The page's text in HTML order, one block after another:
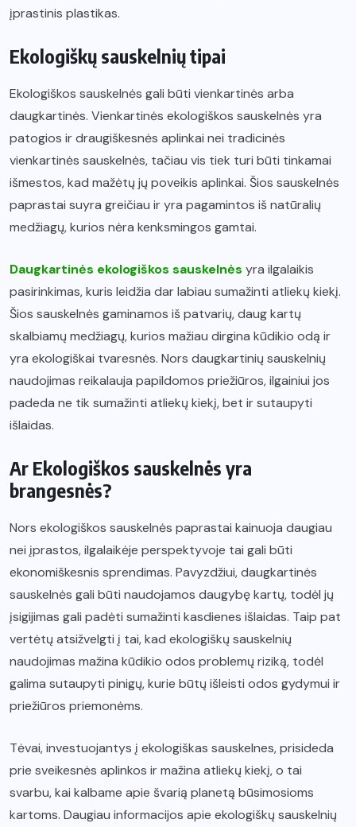
įprastinis plastikas.
Ekologiškų sauskelnių tipai
Ekologiškos sauskelnės gali būti vienkartinės arba
daugkartinės. Vienkartinės ekologiškos sauskelnės yra
patogios ir draugiškesnės aplinkai nei tradicinės
vienkartinės sauskelnės, tačiau vis tiek turi būti tinkamai
išmestos, kad mažėtų jų poveikis aplinkai. Šios sauskelnės
paprastai suyra greičiau ir yra pagamintos iš natūralių
medžiagų, kurios nėra kenksmingos gamtai.
Daugkartinės ekologiškos sauskelnės yra ilgalaikis
pasirinkimas, kuris leidžia dar labiau sumažinti atliekų kiekį.
Šios sauskelnės gaminamos iš patvarių, daug kartų
skalbiamų medžiagų, kurios mažiau dirgina kūdikio odą ir
yra ekologiškai tvaresnės. Nors daugkartinių sauskelnių
naudojimas reikalauja papildomos priežiūros, ilgainiui jos
padeda ne tik sumažinti atliekų kiekį, bet ir sutaupyti
išlaidas.
Ar Ekologiškos sauskelnės yra
brangesnės?
Nors ekologiškos sauskelnės paprastai kainuoja daugiau
nei įprastos, ilgalaikėje perspektyvoje tai gali būti
ekonomiškesnis sprendimas. Pavyzdžiui, daugkartinės
sauskelnės gali būti naudojamos daugybę kartų, todėl jų
įsigijimas gali padėti sumažinti kasdienes išlaidas. Taip pat
vertėtų atsižvelgti į tai, kad ekologiškų sauskelnių
naudojimas mažina kūdikio odos problemų riziką, todėl
galima sutaupyti pinigų, kurie būtų išleisti odos gydymui ir
priežiūros priemonėms.
Tėvai, investuojantys į ekologiškas sauskelnes, prisideda
prie sveikesnės aplinkos ir mažina atliekų kiekį, o tai
svarbu, kai kalbame apie švarią planetą būsimosioms
kartoms. Daugiau informacijos apie ekologiškų sauskelnių